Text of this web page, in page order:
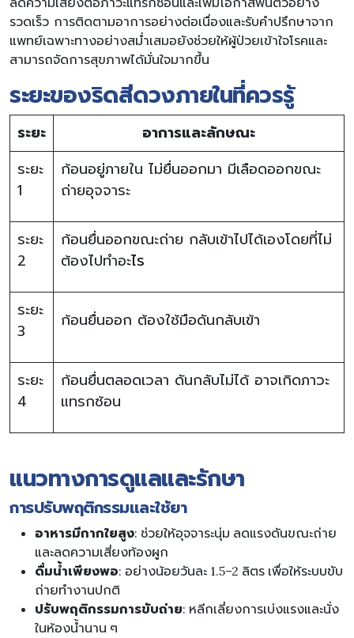
รวดเร็ว การติดตามอาการอย่างต่อเนื่องและรับคำปรึกษาจาก
แพทย์เฉพาะทางอย่างสม่ำเสมอยังช่วยให้ผู้ป่วยเข้าใจโรคและ
สามารถจัดการสุขภาพได้มั่นใจมากขึ้น
ระยะของริดสีดวงภายในที่ควรรู้
ระยะ
อาการและลักษณะ
ระยะ
1
ก้อนอยู่ภายใน ไม่ยื่นออกมา มีเลือดออกขณะ
ถ่ายอุจจาระ
ระยะ
2
ก้อนยื่นออกขณะถ่าย กลับเข้าไปได้เองโดยที่ไม่
ต้องไปทำอะไร
ระยะ
3
ก้อนยื่นออก ต้องใช้มือดันกลับเข้า
ระยะ
4
ก้อนยื่นตลอดเวลา ดันกลับไม่ได้ อาจเกิดภาวะ
แทรกซ้อน
แนวทางการดูแลและรักษา
การปรับพฤติกรรมและใช้ยา
อาหารมีกากใยสูง: ช่วยให้อุจจาระนุ่ม ลดแรงดันขณะถ่าย
และลดความเสี่ยงท้องผูก
ดื่มน้ำเพียงพอ: อย่างน้อยวันละ 1.5–2 ลิตร เพื่อให้ระบบขับ
ถ่ายทำงานปกติ
ปรับพฤติกรรมการขับถ่าย: หลีกเลี่ยงการเบ่งแรงและนั่ง
ในห้องน้ำนาน ๆ